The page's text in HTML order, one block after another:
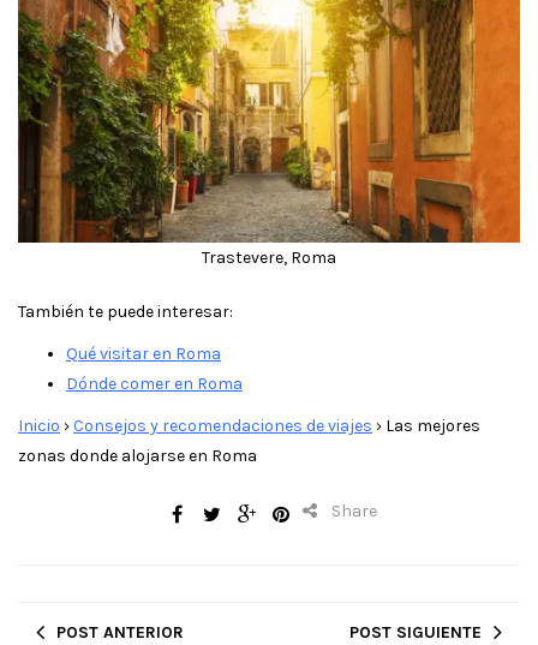
Trastevere, Roma
También te puede interesar:
Qué visitar en Roma
Dónde comer en Roma
Inicio ›Consejos y recomendaciones de viajes › Las mejores
zonas donde alojarse en Roma
Share
POST ANTERIOR POST SIGUIENTE